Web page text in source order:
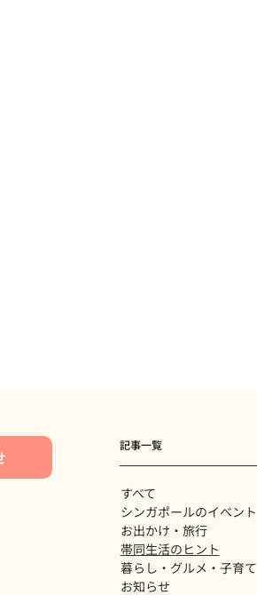
記事一覧
すべて
シンガポールのイベント
お出かけ・旅行
帯同生活のヒント
暮らし・グルメ・子育て
お知らせ